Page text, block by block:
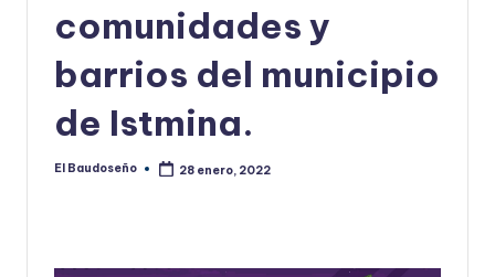
comunidades y
barrios del municipio
de Istmina.
Publicado
El Baudoseño 28 enero, 2022